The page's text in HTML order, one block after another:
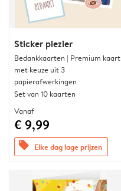
Sticker plezier
Bedankkaarten | Premium kaart
met keuze uit 3
papierafwerkingen
Set van 10 kaarten
Vanaf
€ 9,99
offers Elke dag lage prijzen